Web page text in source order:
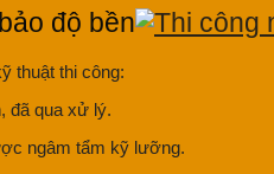
độ bền
thuật thi công:
đã qua xử lý.
ngâm tẩm kỹ lưỡng.